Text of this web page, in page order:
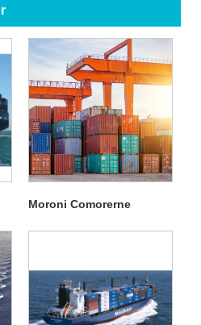
Moroni Comorerne